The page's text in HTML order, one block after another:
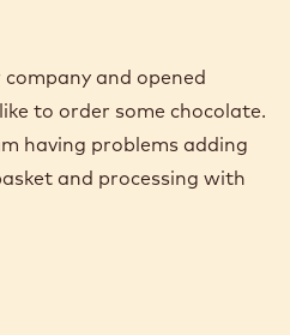
and opened
to order some chocolate.
having problems adding
and processing with